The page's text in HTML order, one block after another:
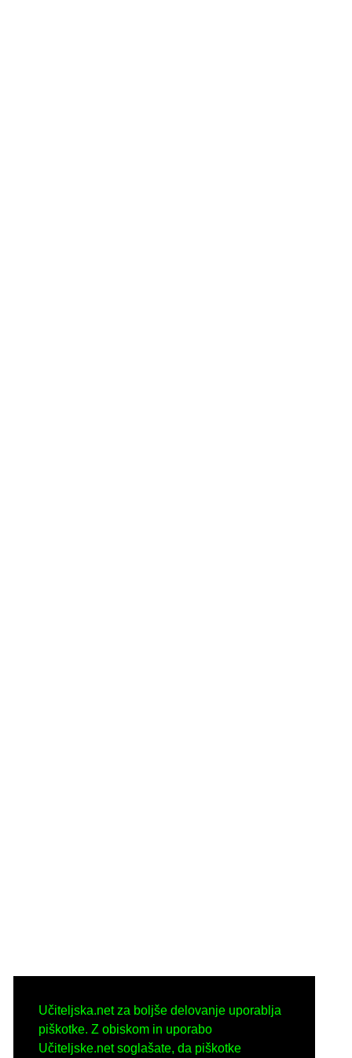
Učiteljska.net za boljše delovanje uporablja
piškotke. Z obiskom in uporabo
Učiteljske.net soglašate, da piškotke